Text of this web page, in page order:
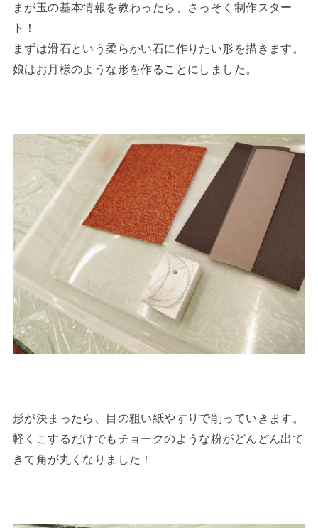
まが玉の基本情報を教わったら、さっそく制作スター
ト！
まずは滑石という柔らかい石に作りたい形を描きます。
娘はお月様のような形を作ることにしました。
形が決まったら、目の粗い紙やすりで削っていきます。
軽くこするだけでもチョークのような粉がどんどん出て
きて角が丸くなりました！